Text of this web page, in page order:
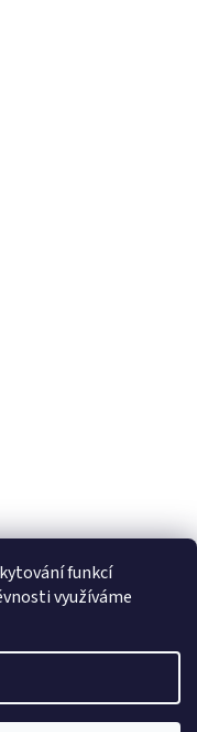
funkcí
využíváme